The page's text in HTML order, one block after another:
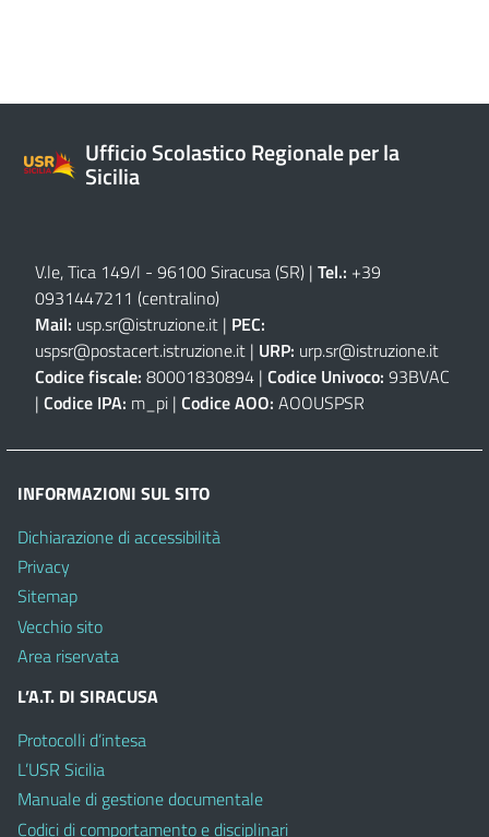
Ufficio Scolastico Regionale per la
Sicilia
V.le, Tica 149/l - 96100 Siracusa (SR) | Tel.: +39
0931447211 (centralino)
Mail: usp.sr@istruzione.it | PEC:
uspsr@postacert.istruzione.it | URP: urp.sr@istruzione.it
Codice fiscale: 80001830894 | Codice Univoco: 93BVAC
| Codice IPA: m_pi | Codice AOO: AOOUSPSR
INFORMAZIONI SUL SITO
Dichiarazione di accessibilità
Privacy
Sitemap
Vecchio sito
Area riservata
L’A.T. DI SIRACUSA
Protocolli d’intesa
L’USR Sicilia
Manuale di gestione documentale
Codici di comportamento e disciplinari